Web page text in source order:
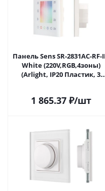
Панель Sens SR-2831AC-RF-
White (220V,RGB,4зоны)
(Arlight, IP20 Пластик, 3
1 865.37₽/шт